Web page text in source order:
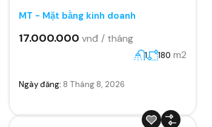
MT - Mặt bằng kinh doanh
17.000.000 vnđ / tháng
1 180 m2
Ngày đăng: 8 Tháng 8, 2026